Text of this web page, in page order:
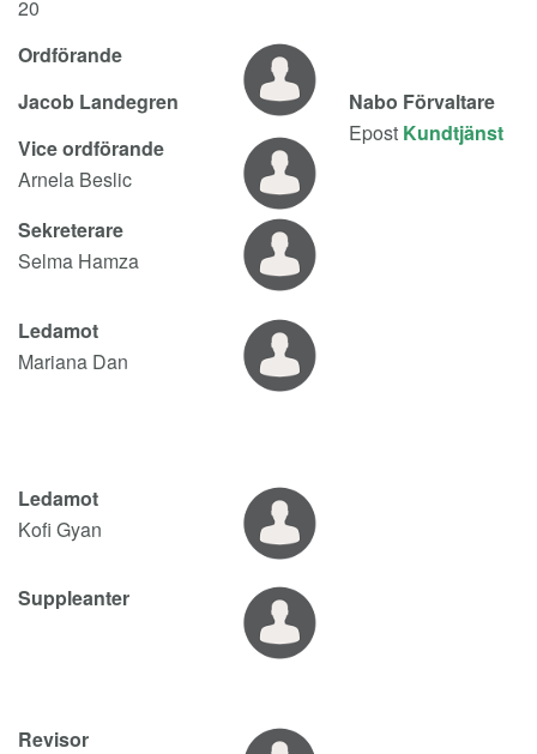
20
Ordförande
Jacob Landegren
Vice ordförande
Arnela Beslic
Sekreterare
Selma Hamza
Ledamot
Mariana Dan
Ledamot
Kofi Gyan
Suppleanter
Revisor
Nabo Förvaltare
Epost Kundtjänst